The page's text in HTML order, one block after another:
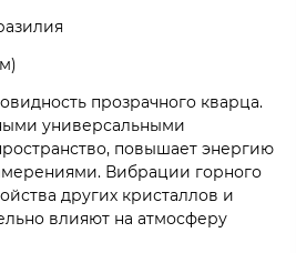
прозрачного кварца.
универсальными
повышает энергию
Вибрации горного
других кристаллов и
влияют на атмосферу